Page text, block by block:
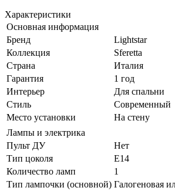
Характеристики
Основная информация
Бренд
Lightstar
Коллекция
Sferetta
Страна
Италия
Гарантия
1 год
Интерьер
Для спальни
Стиль
Современный
Место установки
На стену
Лампы и электрика
Пульт ДУ
Нет
Тип цоколя
E14
Количество ламп
1
Тип лампочки (основной) Галогеновая